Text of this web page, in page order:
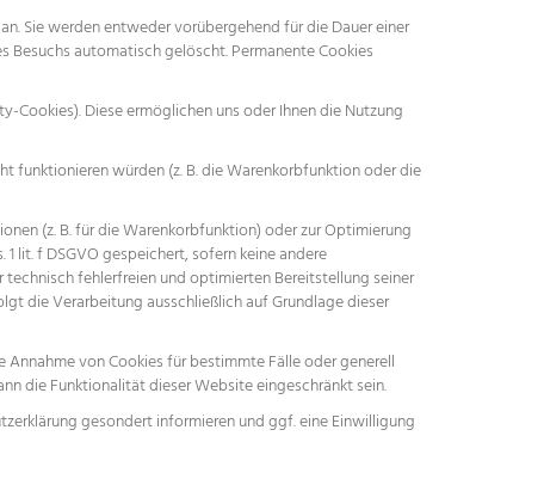
Sie werden entweder vorübergehend für die Dauer einer
Besuchs automatisch gelöscht. Permanente Cookies
Cookies). Diese ermöglichen uns oder Ihnen die Nutzung
funktionieren würden (z. B. die Warenkorbfunktion oder die
(z. B. für die Warenkorbfunktion) oder zur Optimierung
lit. f DSGVO gespeichert, sofern keine andere
fehlerfreien und optimierten Bereitstellung seiner
die Verarbeitung ausschließlich auf Grundlage dieser
Annahme von Cookies für bestimmte Fälle oder generell
die Funktionalität dieser Website eingeschränkt sein.
gesondert informieren und ggf. eine Einwilligung